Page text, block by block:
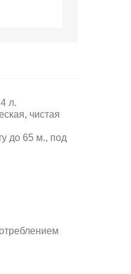
л.
чистая
до 65 м., под